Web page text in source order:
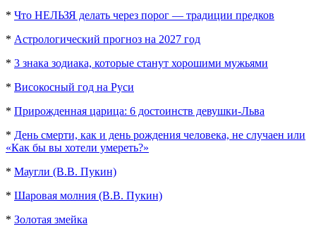
* Что НЕЛЬЗЯ делать через порог — традиции предков
* Астрологический прогноз на 2027 год
* 3 знака зодиака, которые станут хорошими мужьями
* Високосный год на Руси
* Прирожденная царица: 6 достоинств девушки-Льва
* День смерти, как и день рождения человека, не случаен или
«Как бы вы хотели умереть?»
* Маугли (В.В. Пукин)
* Шаровая молния (В.В. Пукин)
* Золотая змейка